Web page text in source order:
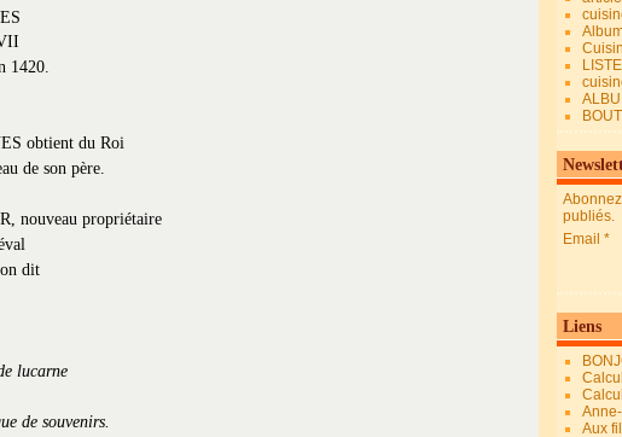
1420.
obtient du Roi
de son père.
nouveau propriétaire
dit
lucarne
de souvenirs.
publiés.
Email
Liens
Aux